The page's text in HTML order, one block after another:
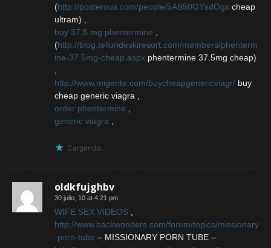
(http://posterous.com/people/5AB50GYsdOgx cheap
ultram) ,
buy 37.5 mg phentermine
(http://blog.tellurideskiresort.com/members/phenterm
ine-37.5mg-cheap.aspx phentermine 37.5mg cheap)
http://www.migente.com/buycheapgenericviagr/ buy
cheap generic viagra ,
order phentermine
generic viagra
Cargando...
oldkfujghbv
30 julio, 10 at 4:21 pm
WIFE SEX VIDEOS
http://www.backwooders.com/forum/topics/missionary
-porn-tube – MISSIONARY PORN TUBE –